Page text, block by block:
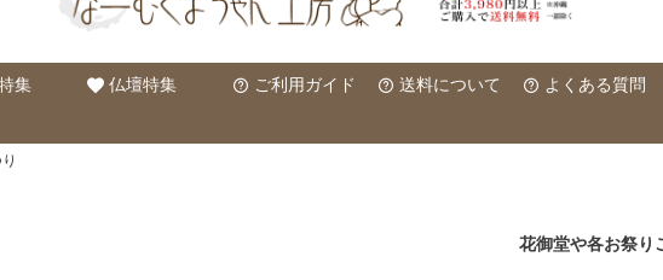
集 仏壇特集 ご利用ガイド 送料について よくある質問
花御堂や各お祭り